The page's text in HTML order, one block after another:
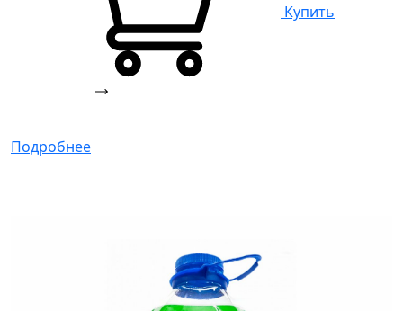
Купить
Подробнее